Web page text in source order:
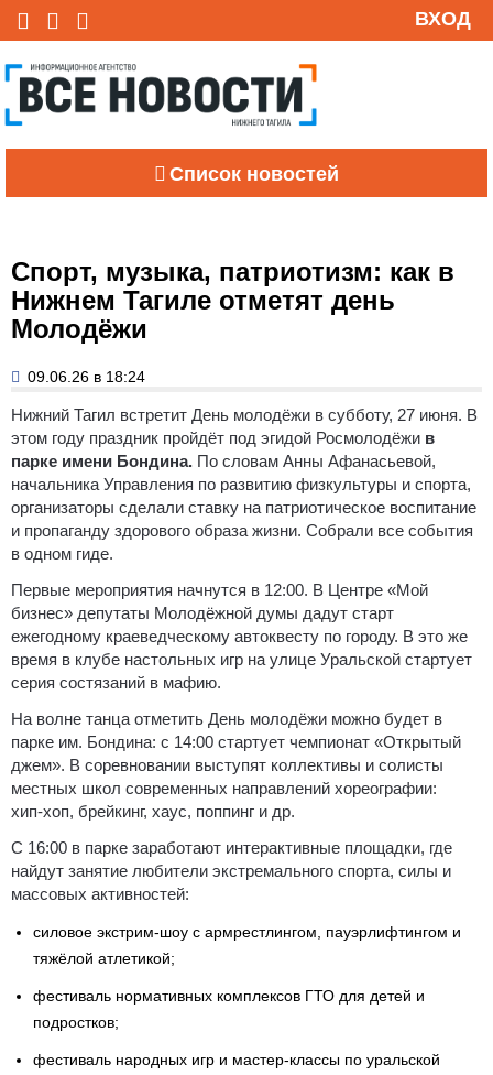
ВХОД
Список новостей
Спорт, музыка, патриотизм: как в
Нижнем Тагиле отметят день
Молодёжи
09.06.26 в 18:24
Нижний Тагил встретит День молодёжи в субботу, 27 июня. В
этом году праздник пройдёт под эгидой Росмолодёжи в
парке имени Бондина. По словам Анны Афанасьевой,
начальника Управления по развитию физкультуры и спорта,
организаторы сделали ставку на патриотическое воспитание
и пропаганду здорового образа жизни. Собрали все события
в одном гиде.
Первые мероприятия начнутся в 12:00. В Центре «Мой
бизнес» депутаты Молодёжной думы дадут старт
ежегодному краеведческому автоквесту по городу. В это же
время в клубе настольных игр на улице Уральской стартует
серия состязаний в мафию.
На волне танца отметить День молодёжи можно будет в
парке им. Бондина: с 14:00 стартует чемпионат «Открытый
джем». В соревновании выступят коллективы и солисты
местных школ современных направлений хореографии:
хип‑хоп, брейкинг, хаус, поппинг и др.
С 16:00 в парке заработают интерактивные площадки, где
найдут занятие любители экстремального спорта, силы и
массовых активностей:
силовое экстрим‑шоу с армрестлингом, пауэрлифтингом и
тяжёлой атлетикой;
фестиваль нормативных комплексов ГТО для детей и
подростков;
фестиваль народных игр и мастер‑классы по уральской